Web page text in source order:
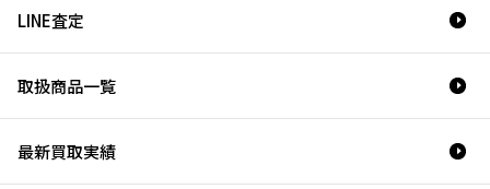
LINE査定
取扱商品一覧
最新買取実績